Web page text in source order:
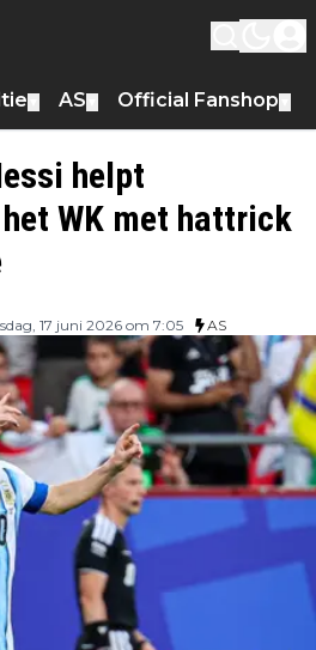
AS Official Fanshop
helpt
WK met hattrick
17 juni 2026 om 7:05 AS